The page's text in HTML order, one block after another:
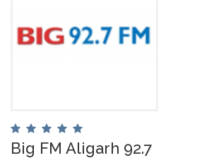
Big FM Aligarh 92.7